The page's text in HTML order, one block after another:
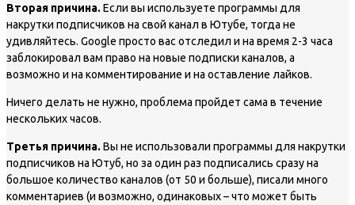
Вторая причина. Если вы используете программы для
накрутки подписчиков на свой канал в Ютубе, тогда не
удивляйтесь. Google просто вас отследил и на время 2-3 часа
заблокировал вам право на новые подписки каналов, а
возможно и на комментирование и на оставление лайков.
Ничего делать не нужно, проблема пройдет сама в течение
нескольких часов.
Третья причина. Вы не использовали программы для накрутки
подписчиков на Ютуб, но за один раз подписались сразу на
большое количество каналов (от 50 и больше), писали много
комментариев (и возможно, одинаковых – что может быть